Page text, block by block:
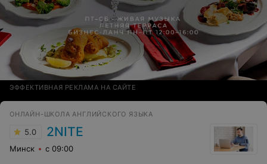
ЭФФЕКТИВНАЯ РЕКЛАМА НА САЙТЕ
ОНЛАЙН-ШКОЛА АНГЛИЙСКОГО ЯЗЫКА
5.0 2NITE
Минск с 09:00